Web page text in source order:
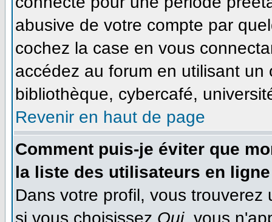
abusive de votre compte par
cochez la case en vous
accédez au forum en utilisant
bibliothèque, cybercafé,
Revenir en haut de page
Comment puis-je éviter que
la liste des utilisateurs en
Dans votre profil, vous
si vous choisissez Oui, vous